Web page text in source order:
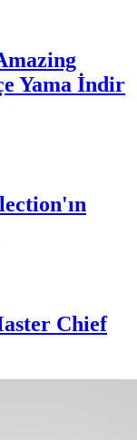
Yama İndir
Chief